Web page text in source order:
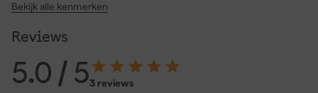
Bekijk alle kenmerken
Reviews
5.0 / 53 reviews